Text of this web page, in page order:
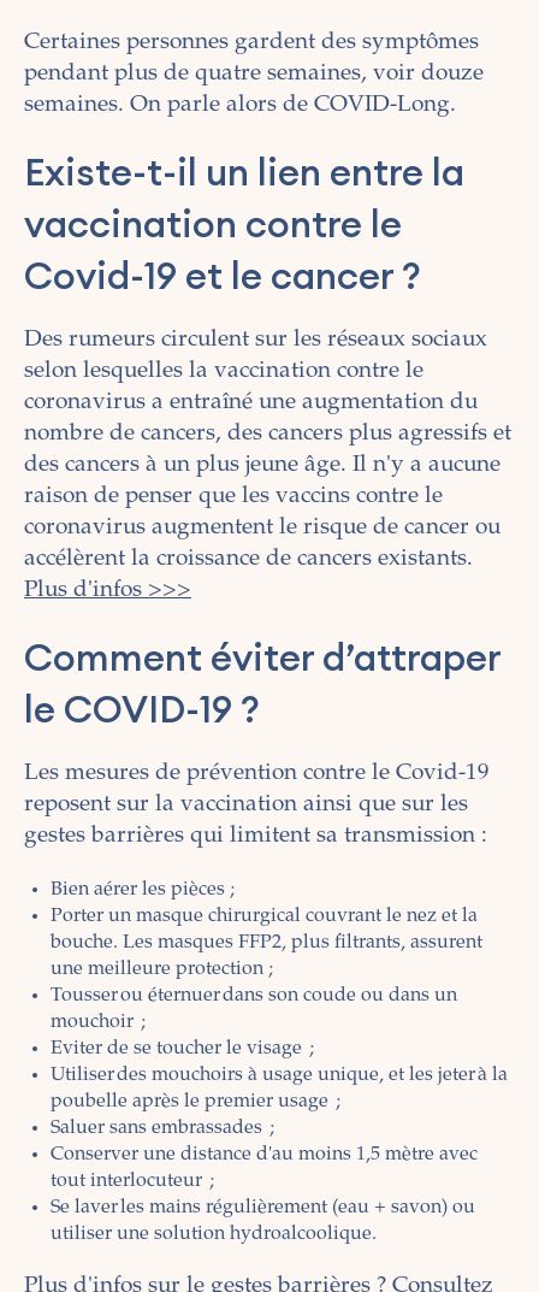
Certaines personnes gardent des symptômes
pendant plus de quatre semaines, voir douze
semaines. On parle alors de COVID-Long.
Existe-t-il un lien entre la
vaccination contre le
Covid-19 et le cancer ?
Des rumeurs circulent sur les réseaux sociaux
selon lesquelles la vaccination contre le
coronavirus a entraîné une augmentation du
nombre de cancers, des cancers plus agressifs et
des cancers à un plus jeune âge. Il n'y a aucune
raison de penser que les vaccins contre le
coronavirus augmentent le risque de cancer ou
accélèrent la croissance de cancers existants.
Plus d'infos >>>
Comment éviter d’attraper
le COVID-19 ?
Les mesures de prévention contre le Covid-19
reposent sur la vaccination ainsi que sur les
gestes barrières qui limitent sa transmission :
Bien aérer les pièces ;
Porter un masque chirurgical couvrant le nez et la
bouche. Les masques FFP2, plus filtrants, assurent
une meilleure protection ;
Tousser ou éternuer dans son coude ou dans un
mouchoir ;
Eviter de se toucher le visage ;
Utiliser des mouchoirs à usage unique, et les jeter à la
poubelle après le premier usage ;
Saluer sans embrassades ;
Conserver une distance d'au moins 1,5 mètre avec
tout interlocuteur ;
Se laver les mains régulièrement (eau + savon) ou
utiliser une solution hydroalcoolique.
Plus d'infos sur le gestes barrières ? Consultez